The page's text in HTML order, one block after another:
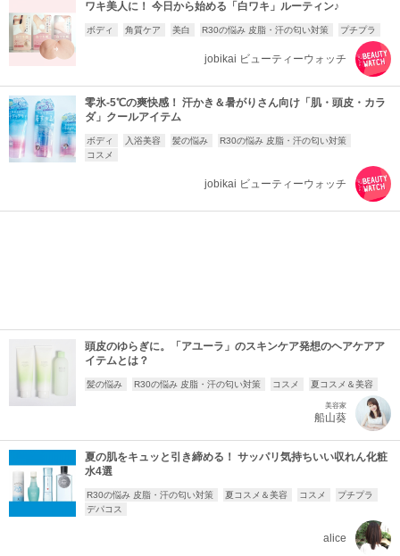
ワキ美人に！ 今日から始める「白ワキ」ルーティン♪
ボディ 角質ケア 美白 R30の悩み 皮脂・汗の匂い対策 プチプラ
jobikai ビューティーウォッチ
零氷-5℃の爽快感！ 汗かき＆暑がりさん向け「肌・頭皮・カラ
ダ」クールアイテム
ボディ 入浴美容 髪の悩み
R30の悩み 皮脂・汗の匂い対策
コスメ
jobikai ビューティーウォッチ
頭皮のゆらぎに。「アユーラ」のスキンケア発想のヘアケアア
イテムとは？
髪の悩み R30の悩み 皮脂・汗の匂い対策 コスメ 夏コスメ＆美容
美容家
船山葵
夏の肌をキュッと引き締める！ サッパリ気持ちいい収れん化粧
水4選
R30の悩み 皮脂・汗の匂い対策 夏コスメ＆美容 コスメ
プチプラ
デパコス
alice